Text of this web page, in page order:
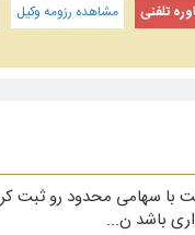
تلفنی مشاهده رزومه وکیل
سهامی محدود رو ثبت
باشد ن...